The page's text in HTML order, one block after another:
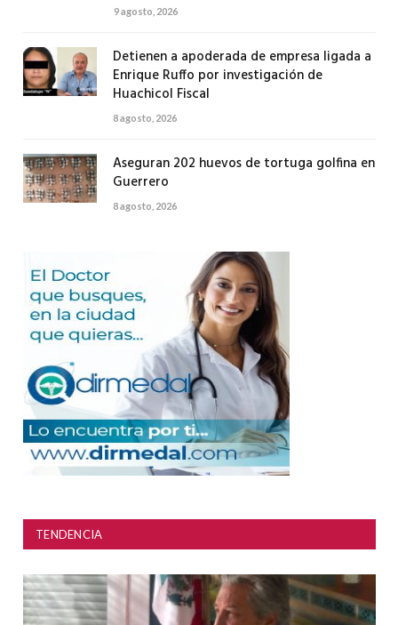
9 agosto, 2026
Detienen a apoderada de empresa ligada a
Enrique Ruffo por investigación de
Huachicol Fiscal
8 agosto, 2026
Aseguran 202 huevos de tortuga golfina en
Guerrero
8 agosto, 2026
TENDENCIA